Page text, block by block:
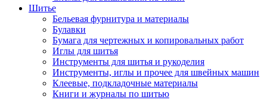
Шитье
Бельевая фурнитура и материалы
Булавки
Бумага для чертежных и копировальных работ
Иглы для шитья
Инструменты для шитья и рукоделия
Инструменты, иглы и прочее для швейных машин
Клеевые, подкладочные материалы
Книги и журналы по шитью